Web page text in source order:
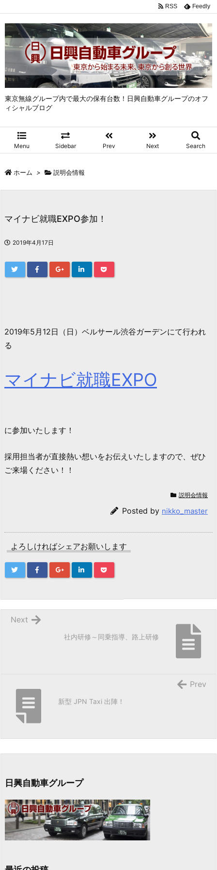
東京無線グループ内で最大の保有台数！日興自動車グループのオフ
ィシャルブログ
Menu Sidebar Prev Next Search
RSS Feedly
ホーム > 説明会情報
マイナビ就職EXPO参加！
2019年4月17日
2019年5月12日（日）ベルサール渋谷ガーデンにて行われ
る
マイナビ就職EXPO
に参加いたします！
採用担当者が直接熱い想いをお伝えいたしますので、ぜひ
ご来場ください！！
説明会情報
Posted by nikko_master
よろしければシェアお願いします
社内研修～同乗指導、路上研修
Next
新型 JPN Taxi 出陣！
Prev
日興自動車グループ